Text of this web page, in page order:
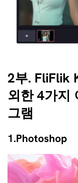
2부. FliFlik
외한 4가지
그램
1.Photoshop